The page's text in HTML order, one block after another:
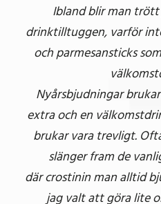
Ibland blir man
drinktilltuggen, varför
och parmesansticks
Nyårsbjudningar
extra och en
brukar vara trevligt.
slänger fram de
där crostinin man alltid
jag valt att göra lite